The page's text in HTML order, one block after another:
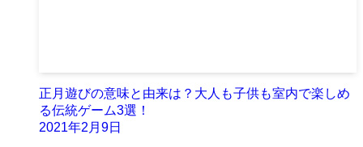
正月遊びの意味と由来は？大人も子供も室内で楽しめ
る伝統ゲーム3選！
2021年2月9日